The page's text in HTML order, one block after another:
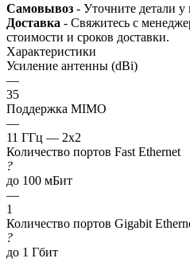
Самовывоз - Уточните детали у
Доставка - Свяжитесь с
стоимости и сроков доставки.
Характеристики
Усиление антенны (dBi)
—
35
Поддержка MIMO
—
11 ГГц — 2x2
Количество портов Fast Ethernet
?
до 100 мБит
—
1
Количество портов Gigabit
?
до 1 Гбит